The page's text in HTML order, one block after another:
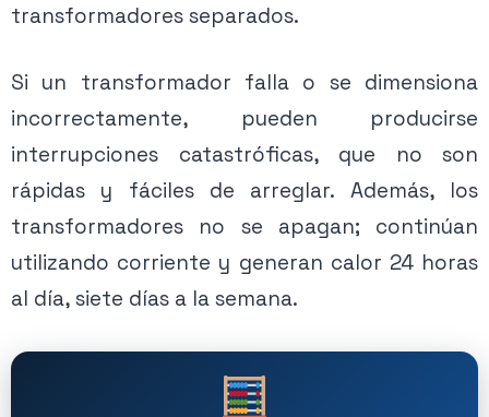
transformadores separados.
Si un transformador falla o se dimensiona
incorrectamente, pueden producirse
interrupciones catastróficas, que no son
rápidas y fáciles de arreglar. Además, los
transformadores no se apagan; continúan
utilizando corriente y generan calor 24 horas
al día, siete días a la semana.